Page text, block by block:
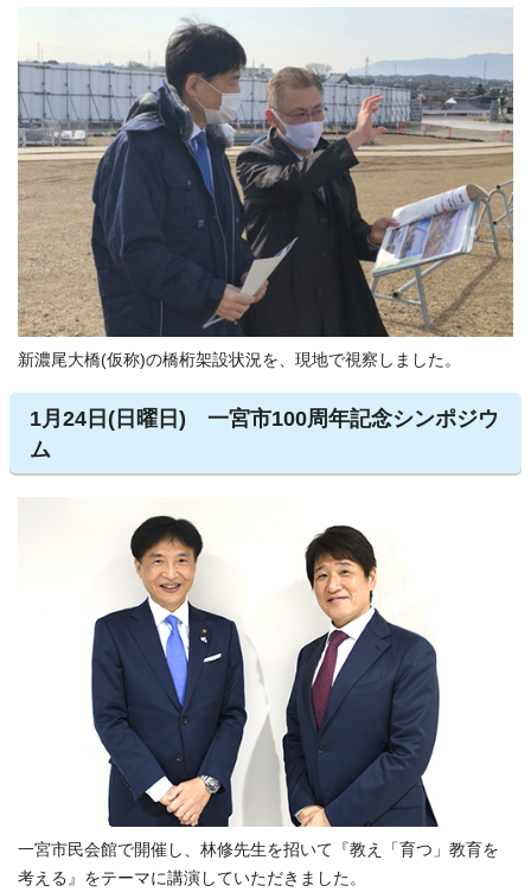
新濃尾大橋(仮称)の橋桁架設状況を、現地で視察しました。
1月24日(日曜日) 一宮市100周年記念シンポジウ
ム
一宮市民会館で開催し、林修先生を招いて『教え「育つ」教育を
考える』をテーマに講演していただきました。